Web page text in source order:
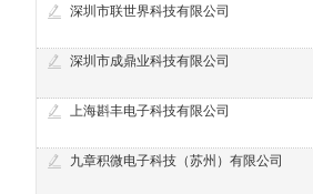
深圳市联世界科技有限公司
深圳市成鼎业科技有限公司
上海斟丰电子科技有限公司
九章积微电子科技（苏州）有限公司